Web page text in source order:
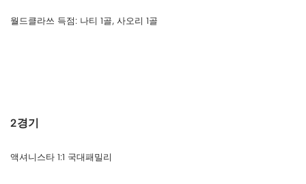
월드클라쓰 득점: 나티 1골, 사오리 1골
2경기
액셔니스타 1:1 국대패밀리